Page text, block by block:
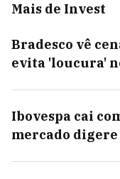
Mais de Invest
Bradesco vê
evita 'loucura'
Ibovespa cai
mercado